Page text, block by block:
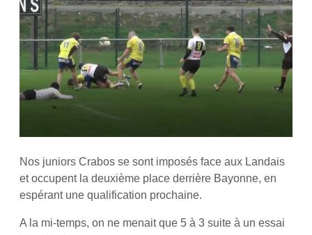
Nos juniors Crabos se sont imposés face aux Landais
et occupent la deuxième place derrière Bayonne, en
espérant une qualification prochaine.
A la mi-temps, on ne menait que 5 à 3 suite à un essai